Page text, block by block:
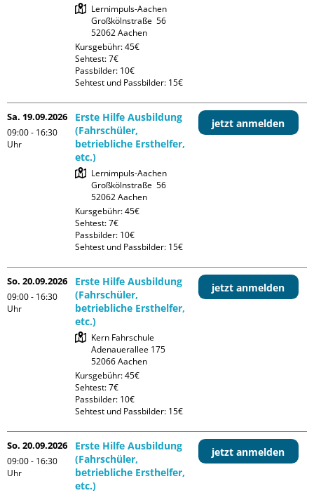
Lernimpuls-Aachen
Großkölnstraße  56
Kursgebühr: 45€
Sehtest: 7€
Passbilder: 10€
Sehtest und Passbilder: 15€
Sa. 19.09.2026
09:00 - 16:30
Uhr
Erste Hilfe Ausbildung
(Fahrschüler,
betriebliche Ersthelfer,
etc.)
Lernimpuls-Aachen
Großkölnstraße  56
Kursgebühr: 45€
Sehtest: 7€
Passbilder: 10€
Sehtest und Passbilder: 15€
jetzt anmelden
So. 20.09.2026
09:00 - 16:30
Uhr
Erste Hilfe Ausbildung
(Fahrschüler,
betriebliche Ersthelfer,
etc.)
Kern Fahrschule
Adenauerallee 175
Kursgebühr: 45€
Sehtest: 7€
Passbilder: 10€
Sehtest und Passbilder: 15€
jetzt anmelden
So. 20.09.2026
09:00 - 16:30
Uhr
Erste Hilfe Ausbildung
(Fahrschüler,
betriebliche Ersthelfer,
etc.)
jetzt anmelden